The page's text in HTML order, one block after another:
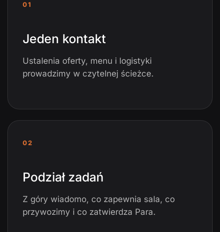
01
Jeden kontakt
Ustalenia oferty, menu i logistyki
prowadzimy w czytelnej ścieżce.
02
Podział zadań
Z góry wiadomo, co zapewnia sala, co
przywozimy i co zatwierdza Para.